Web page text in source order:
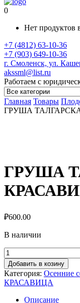
0
Нет продуктов
+7 (4812) 63-10-36
+7 (903) 649-10-36
г. Смоленск, ул.
akssml@list.ru
Работаем с
Главная Товары
ГРУША
ГРУША
₽600.00
В наличии
Добавить в козину
Категория: Осенние
КРАСАВИЦА
Описание